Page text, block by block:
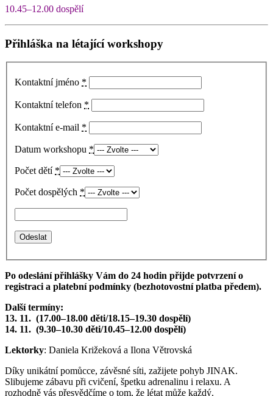
10.45–12.00 dospělí
Přihláška na létající workshopy
Kontaktní jméno *
Kontaktní telefon *
Kontaktní e-mail *
Datum workshopu *
Počet dětí *
Počet dospělých *
Po odeslání přihlášky Vám do 24 hodin přijde potvrzení o
registraci a platební podmínky (bezhotovostní platba předem).
Další termíny:
13. 11. (17.00–18.00 děti/18.15–19.30 dospělí)
14. 11. (9.30–10.30 děti/10.45–12.00 dospělí)
Lektorky: Daniela Križeková a Ilona Větrovská
Díky unikátní pomůcce, závěsné síti, zažijete pohyb JINAK.
Slibujeme zábavu při cvičení, špetku adrenalinu i relaxu. A
rozhodně vás přesvědčíme o tom, že létat může každý.